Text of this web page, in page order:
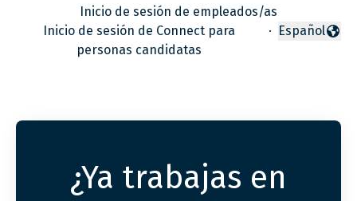
Inicio de sesión de empleados/as
Inicio de sesión de Connect para
personas candidatas
·
Cambiar
Español
¿Ya trabajas en